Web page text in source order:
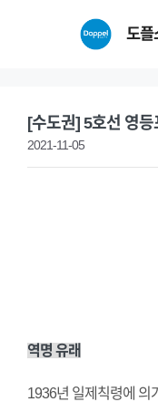
도플
[수도권] 5호선 영등
2021-11-05
역명 유래
1936년 일제칙령에 의